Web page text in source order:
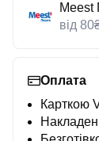
Meest
від
Оплата
Карткою